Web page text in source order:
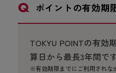
ポイントの有効期
TOKYU POINTの有効
算日から最長3年間です
※有効期限までにご利用されな